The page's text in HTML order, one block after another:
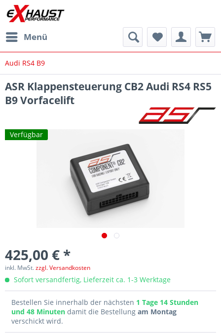
Menü
Audi RS4 B9
ASR Klappensteuerung CB2 Audi RS4 RS5
B9 Vorfacelift
Verfügbar
425,00 € *
inkl. MwSt.zzgl. Versandkosten
Sofort versandfertig, Lieferzeit ca. 1-3 Werktage
Bestellen Sie innerhalb der nächsten 1 Tage 14 Stunden
und 48 Minuten damit die Bestellung am Montag
verschickt wird.